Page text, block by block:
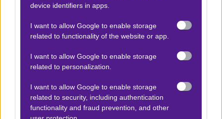
device identifiers in apps.
I want to allow Google to enable storage
related to functionality of the website or app.
I want to allow Google to enable storage
related to personalization.
I want to allow Google to enable storage
related to security, including authentication
functionality and fraud prevention, and other
Βαλένθια - Μπαρτσελόνα
Over 19,5 εύστοχα τρίποντα
Προσφορές*